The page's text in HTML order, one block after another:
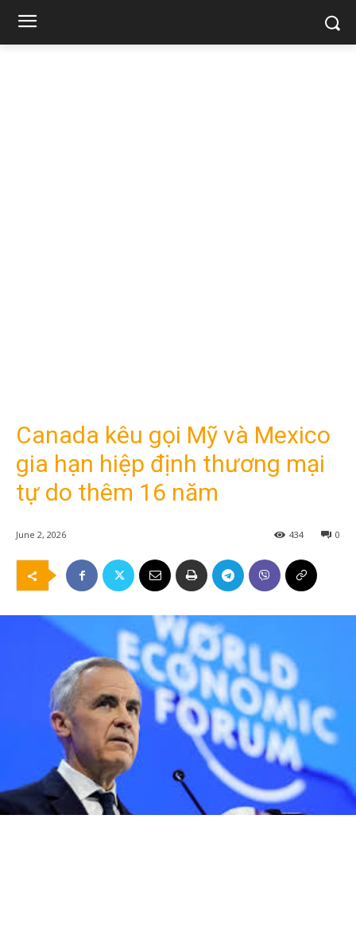
Canada kêu gọi Mỹ và Mexico
gia hạn hiệp định thương mại
tự do thêm 16 năm
June 2, 2026 0
434